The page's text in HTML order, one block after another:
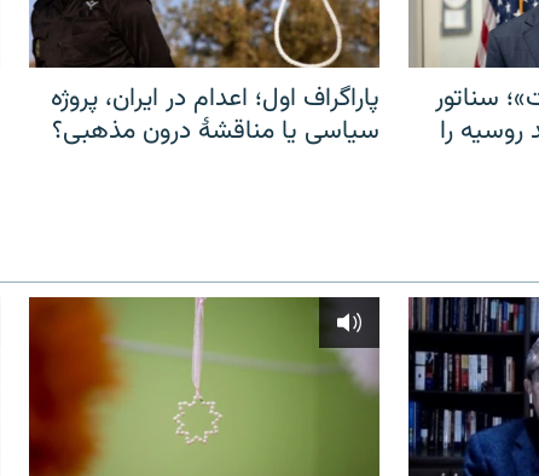
سناتور
روسیه را
پاراگراف اول؛ اعدام در ایران، پروژه
سیاسی یا مناقشهٔ درون مذهبی؟